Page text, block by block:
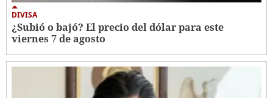
DIVISA
¿Subió o bajó? El precio del dólar para este
viernes 7 de agosto